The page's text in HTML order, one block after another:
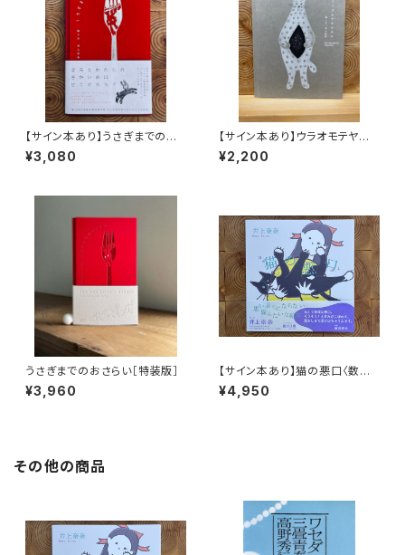
【サイン本あり】うさぎまでのお
さらい［通常版］
¥3,080
【サイン本あり】ウラオモテヤマ
ネコ
¥2,200
うさぎまでのおさらい［特装版］
¥3,960
【サイン本あり】猫の悪口〈数量
限定・オリジナルトート付き〉
¥4,950
その他の商品